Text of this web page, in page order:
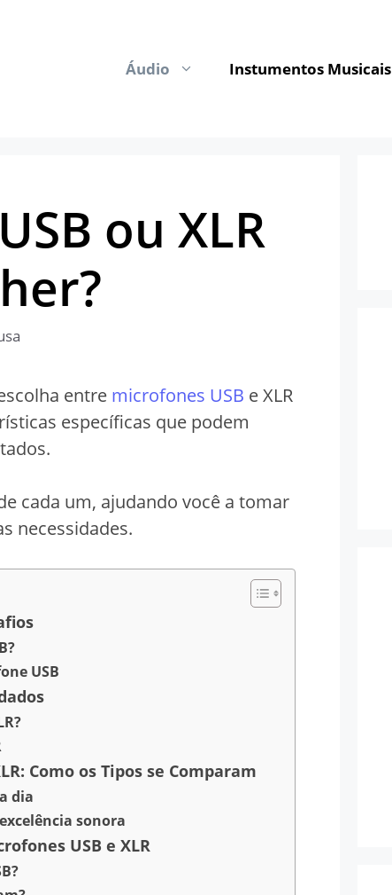
Áudio Instumentos Musicais
ou XLR
entre microfones USB e XLR
específicas que podem
cada um, ajudando você a tomar
necessidades.
USB
Como os Tipos se Comparam
dia
sonora
USB e XLR